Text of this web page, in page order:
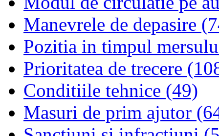
Manevrele de depasire
Pozitia in timpul
Prioritatea de trecere
Conditiile tehnice (49)
Masuri de prim ajutor